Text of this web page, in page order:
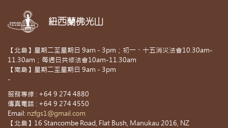
紐西蘭佛光山
【北島】星期二至星期日 9am - 3pm；初一、十五消災法會10.30am-
11.30am；每週日共修法會10am-11.30am
【南島】星期二至星期日 9am - 3pm
-
服務專線 : +64 9 274 4880
傳真電話 : +64 9 274 4550
Email: nzfgs1@gmail.com
【北島】16 Stancombe Road, Flat Bush, Manukau 2016, NZ